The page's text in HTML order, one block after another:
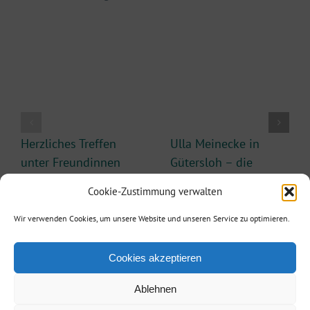
Cookie-Zustimmung verwalten
Wir verwenden Cookies, um unsere Website und unseren Service zu optimieren.
Cookies akzeptieren
Ablehnen
Herzliches Treffen
unter Freundinnen
Ulla Meinecke in
Gütersloh – die
Bord
10. März 2026